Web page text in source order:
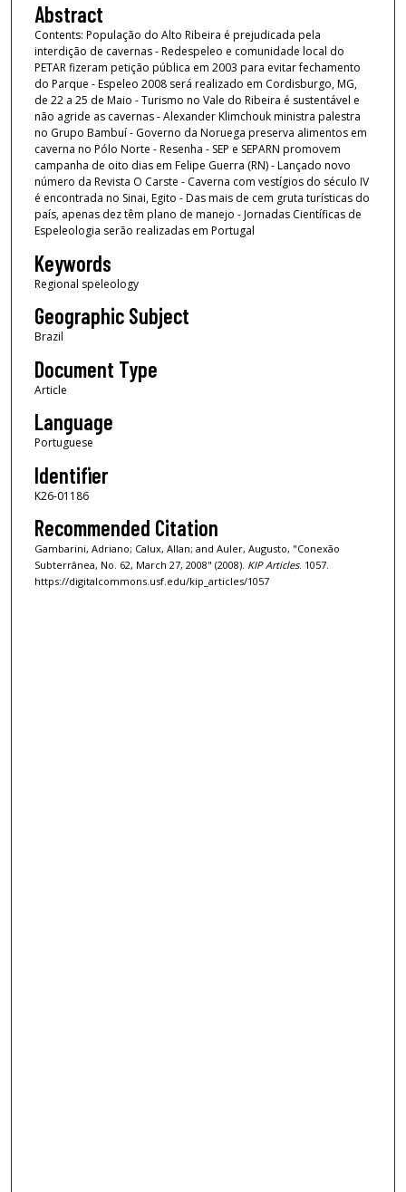
Abstract
Contents: População do Alto Ribeira é prejudicada pela
interdição de cavernas - Redespeleo e comunidade local do
PETAR fizeram petição pública em 2003 para evitar fechamento
do Parque - Espeleo 2008 será realizado em Cordisburgo, MG,
de 22 a 25 de Maio - Turismo no Vale do Ribeira é sustentável e
não agride as cavernas - Alexander Klimchouk ministra palestra
no Grupo Bambuí - Governo da Noruega preserva alimentos em
caverna no Pólo Norte - Resenha - SEP e SEPARN promovem
campanha de oito dias em Felipe Guerra (RN) - Lançado novo
número da Revista O Carste - Caverna com vestígios do século IV
é encontrada no Sinai, Egito - Das mais de cem gruta turísticas do
país, apenas dez têm plano de manejo - Jornadas Científicas de
Espeleologia serão realizadas em Portugal
Keywords
Regional speleology
Geographic Subject
Brazil
Document Type
Article
Language
Portuguese
Identifier
K26-01186
Recommended Citation
Gambarini, Adriano; Calux, Allan; and Auler, Augusto, "Conexão
Subterrânea, No. 62, March 27, 2008" (2008). KIP Articles. 1057.
https://digitalcommons.usf.edu/kip_articles/1057